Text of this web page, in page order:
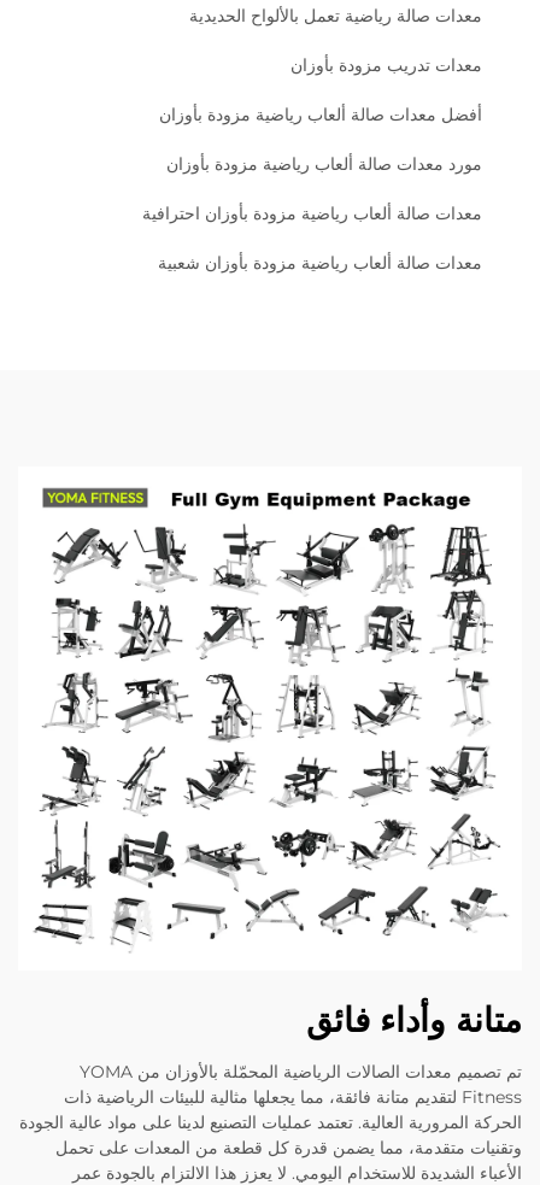
معدات صالة رياضية تعمل بالألواح الحديدية
معدات تدريب مزودة بأوزان
أفضل معدات صالة ألعاب رياضية مزودة بأوزان
مورد معدات صالة ألعاب رياضية مزودة بأوزان
معدات صالة ألعاب رياضية مزودة بأوزان احترافية
معدات صالة ألعاب رياضية مزودة بأوزان شعبية
متانة وأداء فائق
تم تصميم معدات الصالات الرياضية المحمّلة بالأوزان من YOMA
Fitness لتقديم متانة فائقة، مما يجعلها مثالية للبيئات الرياضية ذات
الحركة المرورية العالية. تعتمد عمليات التصنيع لدينا على مواد عالية الجودة
وتقنيات متقدمة، مما يضمن قدرة كل قطعة من المعدات على تحمل
الأعباء الشديدة للاستخدام اليومي. لا يعزز هذا الالتزام بالجودة عمر